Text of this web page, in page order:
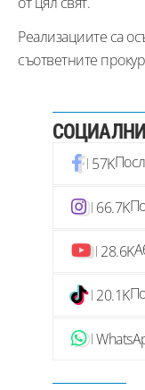
Реализациите са
съответните
57K
66.7K
28.6K
20.1K